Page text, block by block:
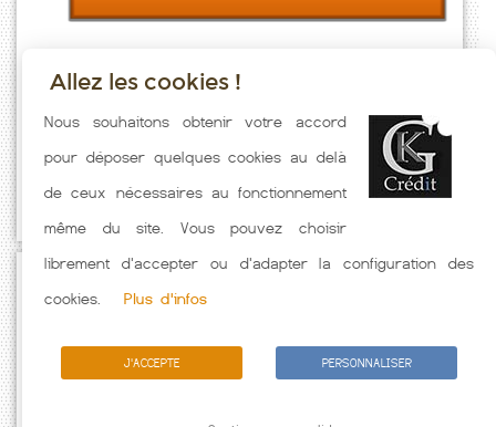
Taux emprunt actualisés (Lauret) toutes les semaines. Taux Immobilier
pratiqués par nos partenaires bancaires. Meilleur Taux hors
assurance. Taux crédit immobilier indicatif fonction des
caractéristiques de l'emprunteur.
Allez les cookies !
Nous souhaitons obtenir votre accord
pour déposer quelques cookies au delà
de ceux nécessaires au fonctionnement
même du site. Vous pouvez choisir
librement d'accepter ou d'adapter la configuration des
cookies.
Plus d'infos
J'ACCEPTE PERSONNALISER